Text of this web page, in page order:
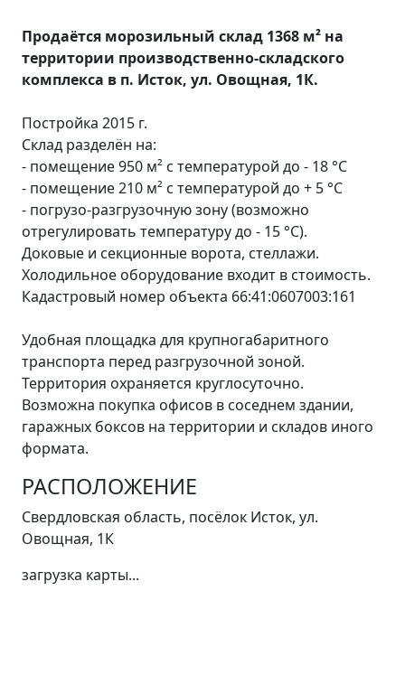
Продаётся морозильный склад 1368 м² на
территории производственно-складского
комплекса в п. Исток, ул. Овощная, 1К.
Постройка 2015 г.
Склад разделён на:
- помещение 950 м² с температурой до - 18 °C
- помещение 210 м² с температурой до + 5 °C
- погрузо-разгрузочную зону (возможно
отрегулировать температуру до - 15 °C).
Доковые и секционные ворота, стеллажи.
Холодильное оборудование входит в стоимость.
Кадастровый номер объекта 66:41:0607003:161
Удобная площадка для крупногабаритного
транспорта перед разгрузочной зоной.
Территория охраняется круглосуточно.
Возможна покупка офисов в соседнем здании,
гаражных боксов на территории и складов иного
формата.
РАСПОЛОЖЕНИЕ
Свердловская область, посёлок Исток, ул.
Овощная, 1К
загрузка карты...